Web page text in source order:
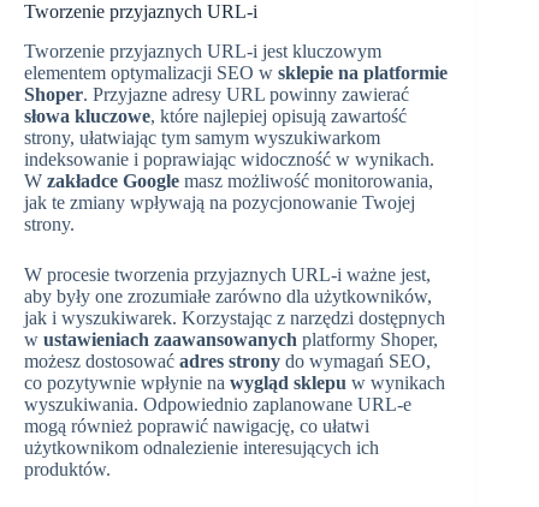
Tworzenie przyjaznych URL-i
Tworzenie przyjaznych URL-i jest kluczowym
elementem optymalizacji SEO w sklepie na platformie
Shoper. Przyjazne adresy URL powinny zawierać
słowa kluczowe, które najlepiej opisują zawartość
strony, ułatwiając tym samym wyszukiwarkom
indeksowanie i poprawiając widoczność w wynikach.
W zakładce Google masz możliwość monitorowania,
jak te zmiany wpływają na pozycjonowanie Twojej
strony.
W procesie tworzenia przyjaznych URL-i ważne jest,
aby były one zrozumiałe zarówno dla użytkowników,
jak i wyszukiwarek. Korzystając z narzędzi dostępnych
w ustawieniach zaawansowanych platformy Shoper,
możesz dostosować adres strony do wymagań SEO,
co pozytywnie wpłynie na wygląd sklepu w wynikach
wyszukiwania. Odpowiednio zaplanowane URL-e
mogą również poprawić nawigację, co ułatwi
użytkownikom odnalezienie interesujących ich
produktów.